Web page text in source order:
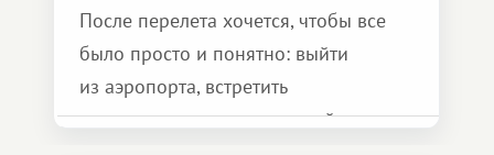
После перелета хочется, чтобы все
было просто и понятно: выйти
из аэропорта, встретить
представителя транспортной